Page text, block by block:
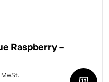
Raspberry –